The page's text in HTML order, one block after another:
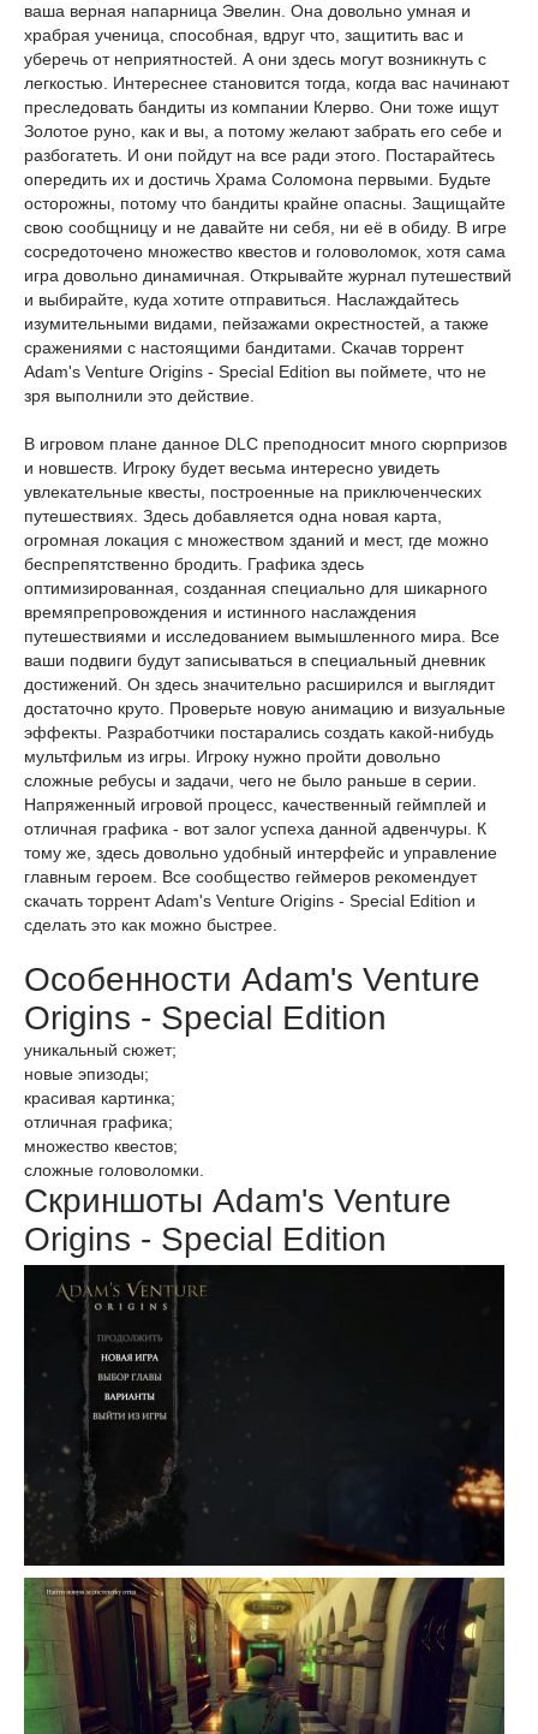
ваша верная напарница Эвелин. Она довольно умная и
храбрая ученица, способная, вдруг что, защитить вас и
уберечь от неприятностей. А они здесь могут возникнуть с
легкостью. Интереснее становится тогда, когда вас начинают
преследовать бандиты из компании Клерво. Они тоже ищут
Золотое руно, как и вы, а потому желают забрать его себе и
разбогатеть. И они пойдут на все ради этого. Постарайтесь
опередить их и достичь Храма Соломона первыми. Будьте
осторожны, потому что бандиты крайне опасны. Защищайте
свою сообщницу и не давайте ни себя, ни её в обиду. В игре
сосредоточено множество квестов и головоломок, хотя сама
игра довольно динамичная. Открывайте журнал путешествий
и выбирайте, куда хотите отправиться. Наслаждайтесь
изумительными видами, пейзажами окрестностей, а также
сражениями с настоящими бандитами. Скачав торрент
Adam's Venture Origins - Special Edition вы поймете, что не
зря выполнили это действие.
В игровом плане данное DLC преподносит много сюрпризов
и новшеств. Игроку будет весьма интересно увидеть
увлекательные квесты, построенные на приключенческих
путешествиях. Здесь добавляется одна новая карта,
огромная локация с множеством зданий и мест, где можно
беспрепятственно бродить. Графика здесь
оптимизированная, созданная специально для шикарного
времяпрепровождения и истинного наслаждения
путешествиями и исследованием вымышленного мира. Все
ваши подвиги будут записываться в специальный дневник
достижений. Он здесь значительно расширился и выглядит
достаточно круто. Проверьте новую анимацию и визуальные
эффекты. Разработчики постарались создать какой-нибудь
мультфильм из игры. Игроку нужно пройти довольно
сложные ребусы и задачи, чего не было раньше в серии.
Напряженный игровой процесс, качественный геймплей и
отличная графика - вот залог успеха данной адвенчуры. К
тому же, здесь довольно удобный интерфейс и управление
главным героем. Все сообщество геймеров рекомендует
скачать торрент Adam's Venture Origins - Special Edition и
сделать это как можно быстрее.
Особенности Adam's Venture
Origins - Special Edition
уникальный сюжет;
новые эпизоды;
красивая картинка;
отличная графика;
множество квестов;
сложные головоломки.
Скриншоты Adam's Venture
Origins - Special Edition